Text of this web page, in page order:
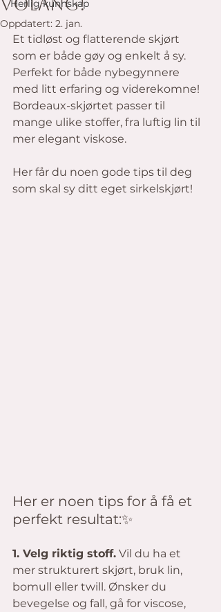
Herlig kunnskap
volang!
Oppdatert: 2. jan.
Et tidløst og flatterende skjørt
som er både gøy og enkelt å sy.
Perfekt for både nybegynnere
med litt erfaring og viderekomne!
Bordeaux-skjørtet passer til
mange ulike stoffer, fra luftig lin til
mer elegant viskose.
Her får du noen gode tips til deg
som skal sy ditt eget sirkelskjørt!
Her er noen tips for å få et
perfekt resultat:✨
1. Velg riktig stoff. Vil du ha et
mer strukturert skjørt, bruk lin,
bomull eller twill. Ønsker du
bevegelse og fall, gå for viscose,